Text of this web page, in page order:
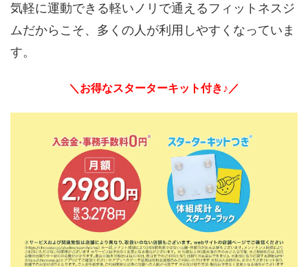
気軽に運動できる軽いノリで通えるフィットネスジ
ムだからこそ、多くの人が利用しやすくなっていま
す。
＼お得なスターターキット付き♪／